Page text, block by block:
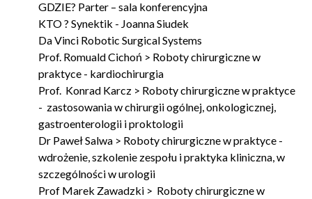
GDZIE? Parter – sala konferencyjna
KTO ? Synektik - Joanna Siudek
Da Vinci Robotic Surgical Systems
Prof. Romuald Cichoń > Roboty chirurgiczne w
praktyce - kardiochirurgia
Prof. Konrad Karcz > Roboty chirurgiczne w praktyce
- zastosowania w chirurgii ogólnej, onkologicznej,
gastroenterologii i proktologii
Dr Paweł Salwa > Roboty chirurgiczne w praktyce -
wdrożenie, szkolenie zespołu i praktyka kliniczna, w
szczególności w urologii
Prof Marek Zawadzki > Roboty chirurgiczne w